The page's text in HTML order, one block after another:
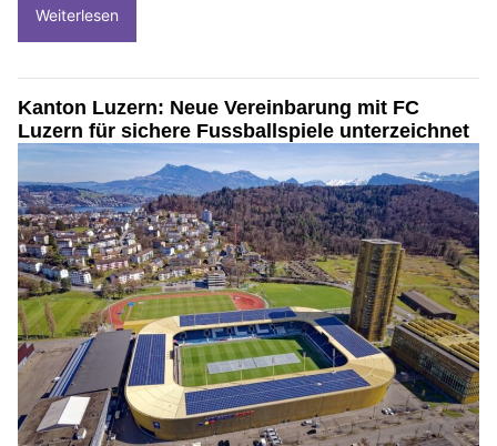
Weiterlesen
Kanton Luzern: Neue Vereinbarung mit FC
Luzern für sichere Fussballspiele unterzeichnet